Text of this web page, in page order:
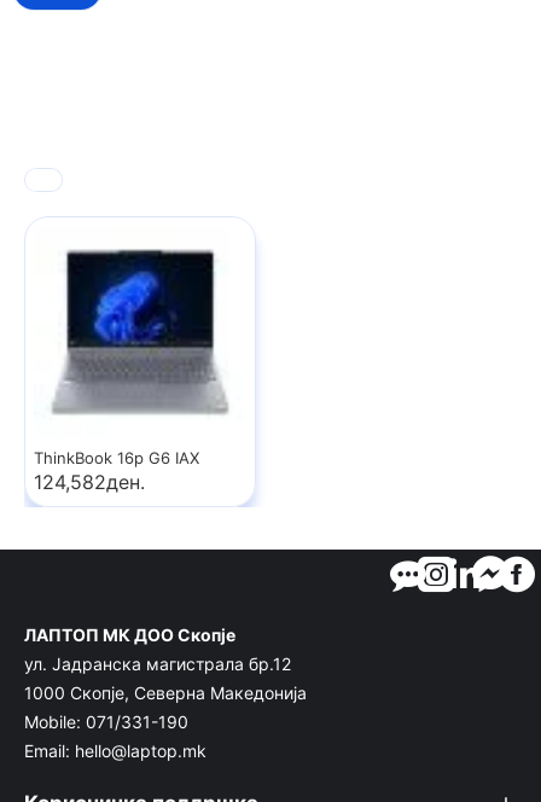
ThinkBook 16p G6 IAX
124,582ден.
ЛАПТОП МК ДОО Скопје
ул. Јадранска магистрала бр.12
1000 Скопје, Северна Македонија
Mobile: 071/331-190
Email: hello@laptop.mk